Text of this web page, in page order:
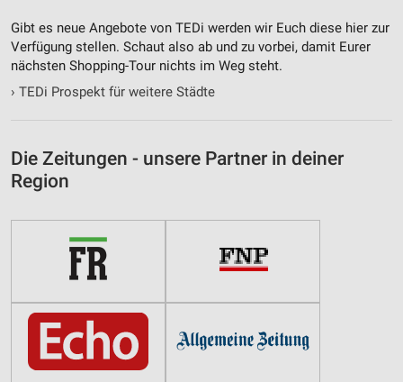
Gibt es neue Angebote von TEDi werden wir Euch diese hier zur
Verfügung stellen. Schaut also ab und zu vorbei, damit Eurer
nächsten Shopping-Tour nichts im Weg steht.
› TEDi Prospekt für weitere Städte
Die Zeitungen - unsere Partner in deiner
Region